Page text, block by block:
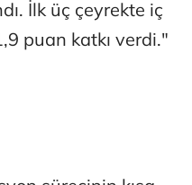
İlk üç çeyrekte iç
puan katkı verdi."
Özay Şendir